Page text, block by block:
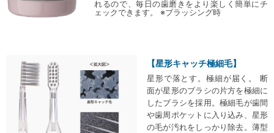
れるので、毎日の歯磨きをより楽しく簡単にチ
ェックできます。 ※ブラッシング時
【星形キャッチ極細毛】
星形で落とす。極細が届く。 断
面が星形のブラシの片方を極細に
したブラシを採用。極細毛が歯間
や歯周ポケットに入り込み、星形
の毛が汚れをしっかり除去。薄型